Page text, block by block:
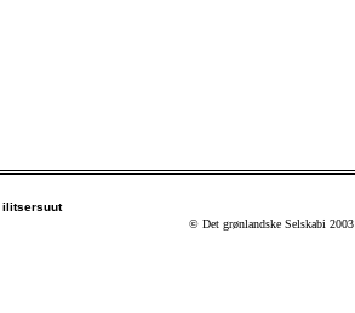
ilitsersuut
© Det grønlandske Selskabi 2003